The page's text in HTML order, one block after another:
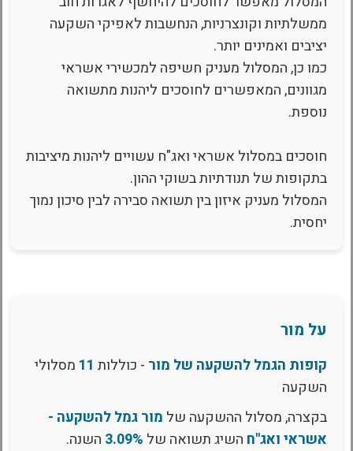
ממשלתיות וקונצרניות, הנחשבות לאפיקי השקעה
יציבים ואמינים יותר.
כמו כן, המסלול מעניק חשיפה למכשירי אשראי
מגוונים, המאפשרים לחוסכים ליהנות מתשואה
נוספת.
חוסכים במסלול אשראי ואג"ח עשויים ליהנות מיציבות
בתקופות של תנודתיות בשוקי ההון.
המסלול מעניק איזון בין תשואה סבירה לבין סיכון נמוך
יחסית.
על מור
קופות הגמל להשקעה של מור - כוללות 11 מסלולי
השקעה
בקצרה, מסלול ההשקעה של מור גמל להשקעה -
אשראי ואג"ח השיג תשואה של 3.09% השנה.